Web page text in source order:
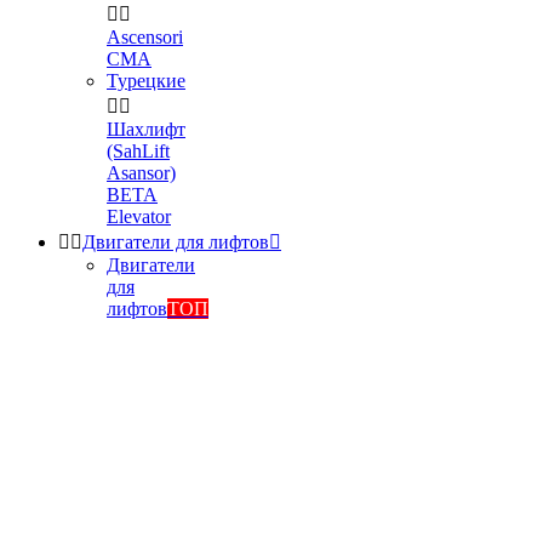
 
Ascensori
CMA
Турецкие
 
Шахлифт
(SahLift
Asansor)
BETA
Elevator
 Двигатели для лифтов
Двигатели
для
лифтовТОП